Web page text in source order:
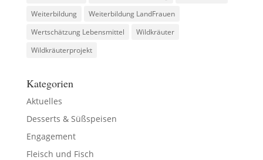
Weiterbildung
Weiterbildung LandFrauen
Wertschätzung Lebensmittel
Wildkräuter
Wildkräuterprojekt
Kategorien
Aktuelles
Desserts & Süßspeisen
Engagement
Fleisch und Fisch